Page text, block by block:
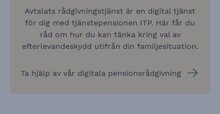
Avtalats rådgivningstjänst är en digital tjänst
för dig med tjänstepensionen ITP. Här får du
råd om hur du kan tänka kring val av
efterlevandeskydd utifrån din familjesituation.
Ta hjälp av vår digitala pensionsrådgivning